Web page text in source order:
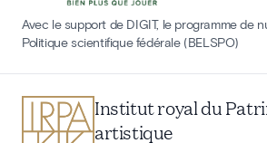
Avec le support de DIGIT, le programme de
Politique scientifique fédérale (BELSPO)
Institut royal du
artistique